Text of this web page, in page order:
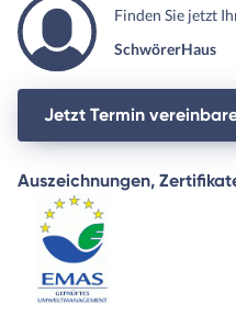
Finden Sie jetzt
SchwörerHaus
Jetzt Termin
Auszeichnungen,